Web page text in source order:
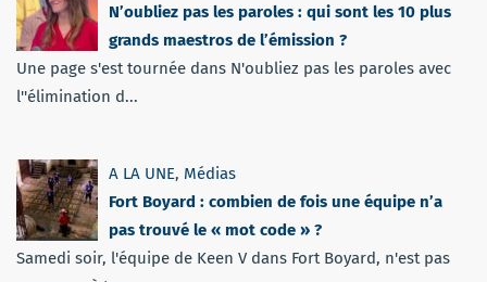
N’oubliez pas les paroles : qui sont les 10 plus
grands maestros de l’émission ?
Une page s'est tournée dans N'oubliez pas les paroles avec
l''élimination d...
A LA UNE, Médias
Fort Boyard : combien de fois une équipe n’a
pas trouvé le « mot code » ?
Samedi soir, l'équipe de Keen V dans Fort Boyard, n'est pas